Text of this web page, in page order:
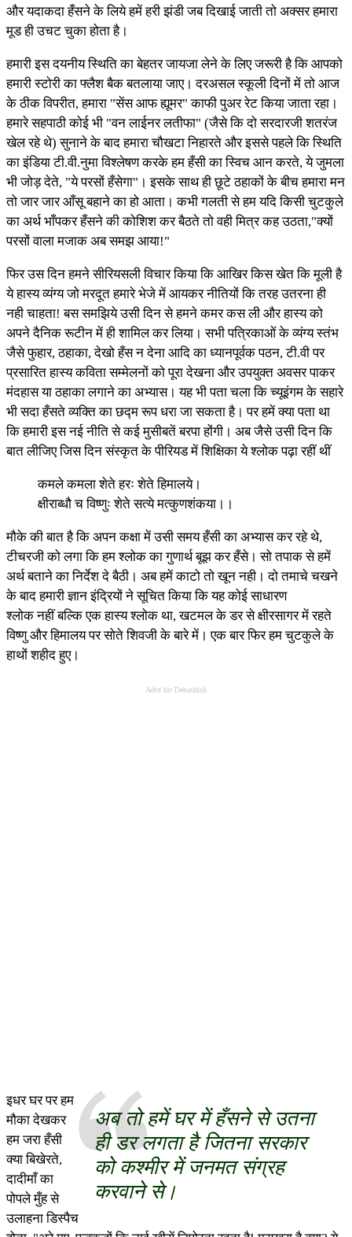
और यदाकदा हँसने के लिये हमें हरी झंडी जब दिखाई जाती तो अक्सर हमारा
मूड ही उचट चुका होता है।
हमारी इस दयनीय स्थिति का बेहतर जायजा लेने के लिए जरूरी है कि आपको
हमारी स्टोरी का फ्लैश बैक बतलाया जाए। दरअसल स्कूली दिनों में तो आज
के ठीक विपरीत, हमारा "सेंस आफ ह्यूमर" काफी पुअर रेट किया जाता रहा।
हमारे सहपाठी कोई भी "वन लाईनर लतीफा" (जैसे कि दो सरदारजी शतरंज
खेल रहे थे) सुनाने के बाद हमारा चौखटा निहारते और इससे पहले कि स्थिति
का इंडिया टी.वी.नुमा विश्लेषण करके हम हँसी का स्विच आन करते, ये जुमला
भी जोड़ देते, "ये परसों हँसेगा"। इसके साथ ही छूटे ठहाकों के बीच हमारा मन
तो जार जार आँसू बहाने का हो आता। कभी गलती से हम यदि किसी चुटकुले
का अर्थ भाँपकर हँसने की कोशिश कर बैठते तो वही मित्र कह उठता,"क्यों
परसों वाला मजाक अब समझ आया!"
फिर उस दिन हमने सीरियसली विचार किया कि आखिर किस खेत कि मूली है
ये हास्य व्यंग्य जो मरदूत हमारे भेजे में आयकर नीतियों कि तरह उतरना ही
नही चाहता! बस समझिये उसी दिन से हमने कमर कस ली और हास्य को
अपने दैनिक रूटीन में ही शामिल कर लिया। सभी पत्रिकाओं के व्यंग्य स्तंभ
जैसे फुहार, ठहाका, देखो हँस न देना आदि का ध्यानपूर्वक पठन, टी.वी पर
प्रसारित हास्य कविता सम्मेलनों को पूरा देखना और उपयुक्त अवसर पाकर
मंदहास या ठहाका लगाने का अभ्यास। यह भी पता चला कि च्यूइंगम के सहारे
भी सदा हँसते व्यक्ति का छद्म रूप धरा जा सकता है। पर हमें क्या पता था
कि हमारी इस नई नीति से कई मुसीबतें बरपा होंगी। अब जैसे उसी दिन कि
बात लीजिए जिस दिन संस्कृत के पीरियड में शिक्षिका ये श्लोक पढ़ा रहीं थीं
कमले कमला शेते हरः शेते हिमालये।
क्षीराब्धौ च विष्णुः शेते सत्ये मत्कुणशंकया।।
मौके की बात है कि अपन कक्षा में उसी समय हँसी का अभ्यास कर रहे थे,
टीचरजी को लगा कि हम श्लोक का गुणार्थ बूझ कर हँसे। सो तपाक से हमें
अर्थ बताने का निर्देश दे बैठी। अब हमें काटो तो खून नही। दो तमाचे चखने
के बाद हमारी ज्ञान इंद्रियों ने सूचित किया कि यह कोई साधारण
श्लोक नहीं बल्कि एक हास्य श्लोक था, खटमल के डर से क्षीरसागर में रहते
विष्णु और हिमालय पर सोते शिवजी के बारे में। एक बार फिर हम चुटकुले के
हाथों शहीद हुए।
Advt for Debashish
अब तो हमें घर में हँसने से उतना
ही डर लगता है जितना सरकार
को कश्मीर में जनमत संग्रह
करवाने से।
इधर घर पर हम
मौका देखकर
हम जरा हँसी
क्या बिखेरते,
दादीमाँ का
पोपले मुँह से
उलाहना डिस्पैच